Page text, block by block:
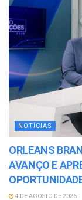
NOTÍCIAS
ORLEANS
AVANÇO E
4 DE AGOSTO DE 2026